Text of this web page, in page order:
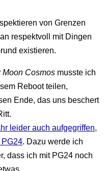
von Grenzen
respektvoll mit Dingen
existieren.
Moon Cosmos musste ich
Reboot teilen,
Ende, das uns beschert
leider auch aufgegriffen,
. Dazu werde ich
dass ich mit PG24 noch